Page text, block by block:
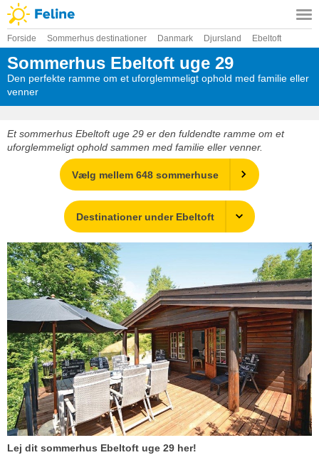
Forside Sommerhus destinationer Danmark Djursland Ebeltoft
Sommerhus Ebeltoft uge 29
Den perfekte ramme om et uforglemmeligt ophold med familie eller
venner
Et sommerhus Ebeltoft uge 29 er den fuldendte ramme om et
uforglemmeligt ophold sammen med familie eller venner.
Vælg mellem 648 sommerhuse
Destinationer under Ebeltoft
Lej dit sommerhus Ebeltoft uge 29 her!